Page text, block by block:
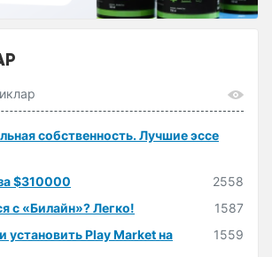
собственность. Лучшие эссе
$310000
2558
с «Билайн»? Легко!
1587
установить Play Market на
1559